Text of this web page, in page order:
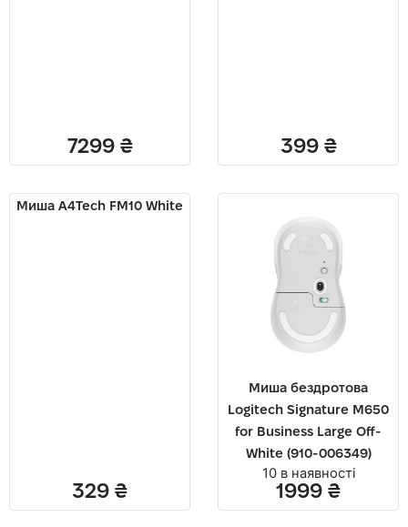
7299 ₴ 399 ₴
Миша A4Tech FM10 White
329 ₴
Миша бездротова
Logitech Signature M650
for Business Large Off-
White (910-006349)
10 в наявності
1999 ₴